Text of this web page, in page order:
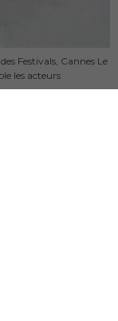
Festivals, Cannes Le
les acteurs